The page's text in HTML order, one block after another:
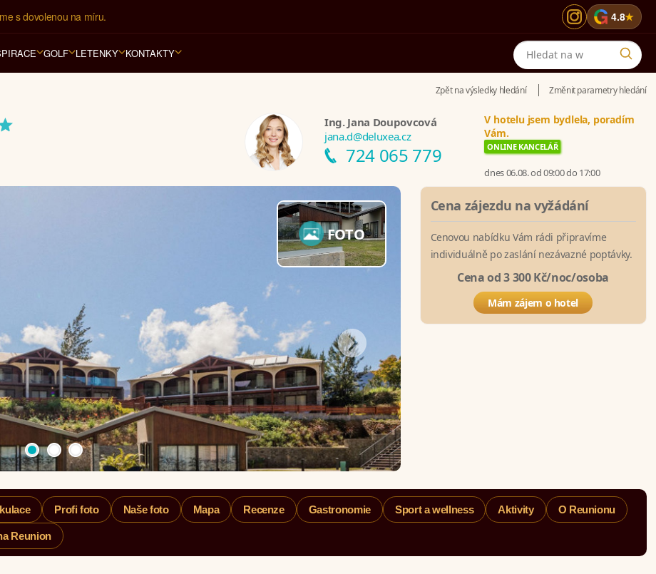
kancelář na luxusní dovolenou od 100.000 Kč. G 4.8★
GOLF LETENKY KONTAKTY
Zpět na výsledky hledání Změnit parametry hledání
Ing. Jana Doupovcová
jana.d@deluxea.cz
724 065 779
V hotelu jsem bydlela, poradím
Vám.
ONLINE KANCELÁŘ
dnes 06.08. od 09:00 do 17:00
FOTO
Cena zájezdu na vyžádání
Cenovou nabídku Vám rádi připravíme
individuálně po zaslání nezávazné poptávky.
Cena od 3 300 Kč/noc/osoba
Mám zájem o hotel
Profi foto Naše foto Mapa Recenze Gastronomie Sport a wellness Aktivity O Reunionu
Reunion